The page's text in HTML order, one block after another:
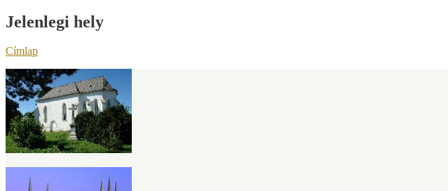
Jelenlegi hely
Címlap